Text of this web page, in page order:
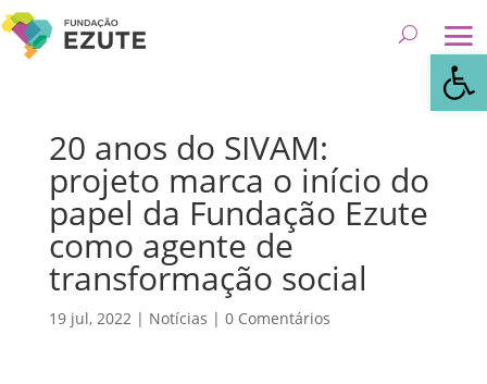
20 anos do SIVAM:
projeto marca o início do
papel da Fundação Ezute
como agente de
transformação social
19 jul, 2022| Notícias | 0 Comentários
Abrir